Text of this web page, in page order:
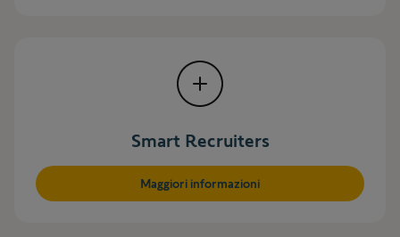
Smart Recruiters
Maggiori informazioni